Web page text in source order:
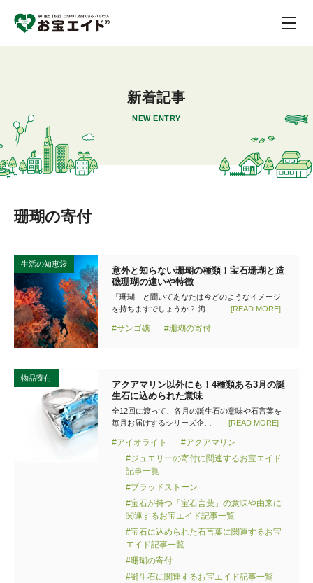
新着記事
NEW ENTRY
珊瑚の寄付
生活の知恵袋
意外と知らない珊瑚の種類！宝石珊瑚と造
礁珊瑚の違いや特徴
「珊瑚」と聞いてあなたは今どのようなイメージ
を持ちますでしょうか？ 海…
[READ MORE]
#サンゴ礁 #珊瑚の寄付
物品寄付
アクアマリン以外にも！4種類ある3月の誕
生石に込められた意味
全12回に渡って、各月の誕生石の意味や石言葉を
毎月お届けするシリーズ企…
[READ MORE]
#アイオライト
#アクアマリン
#ジュエリーの寄付に関連するお宝エイド
記事一覧
#ブラッドストーン
#宝石が持つ「宝石言葉」の意味や由来に
関連するお宝エイド記事一覧
#宝石に込められた石言葉に関連するお宝
エイド記事一覧
#珊瑚の寄付
#誕生石に関連するお宝エイド記事一覧